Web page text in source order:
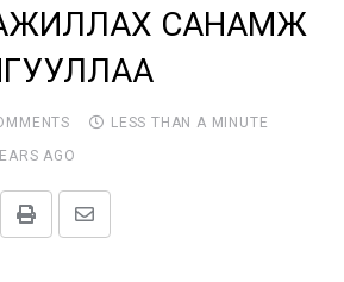
САНАМЖ
LESS THAN A MINUTE
AGO
Print
Share